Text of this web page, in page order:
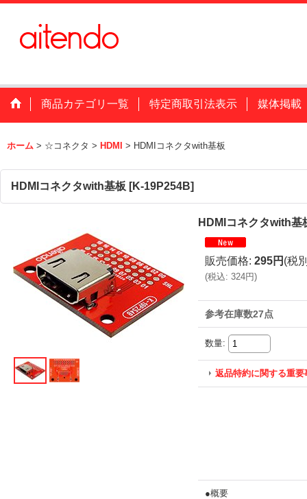
商品カテゴリ一覧 特定商取引法表示 媒体掲載
ホーム > ☆コネクタ > HDMI > HDMIコネクタwith基板
HDMIコネクタwith基板 [K-19P254B]
HDMIコネクタwith基
販売価格: 295円 (税
(税込: 324円)
参考在庫数27点
数量:
返品特約に関する重要
●概要